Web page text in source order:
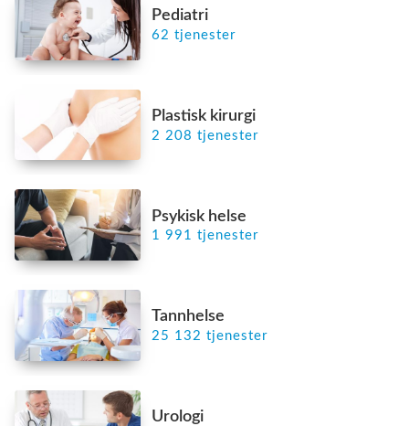
Pediatri
62 tjenester
Plastisk kirurgi
2 208 tjenester
Psykisk helse
1 991 tjenester
Tannhelse
25 132 tjenester
Urologi